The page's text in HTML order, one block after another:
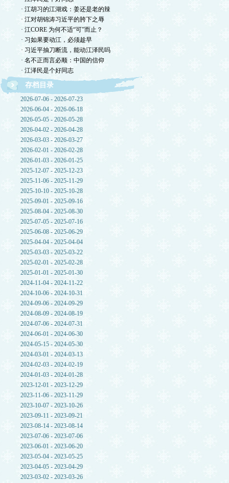
· 江胡习的江湖戏：姜还是老的辣
· 江对胡锦涛习近平的胯下之辱
· 江CORE 为何不适“可”而止？
· 习如果要动江，必须趁早
· 习近平抽刀断流，能动江泽民吗
· 名不正而言必顺：中国的信仰
· 江泽民是个好同志
存档目录
2026-07-06 - 2026-07-23
2026-06-04 - 2026-06-18
2026-05-05 - 2026-05-28
2026-04-02 - 2026-04-28
2026-03-03 - 2026-03-27
2026-02-01 - 2026-02-28
2026-01-03 - 2026-01-25
2025-12-07 - 2025-12-23
2025-11-06 - 2025-11-29
2025-10-10 - 2025-10-28
2025-09-01 - 2025-09-16
2025-08-04 - 2025-08-30
2025-07-05 - 2025-07-16
2025-06-08 - 2025-06-29
2025-04-04 - 2025-04-04
2025-03-03 - 2025-03-22
2025-02-01 - 2025-02-28
2025-01-01 - 2025-01-30
2024-11-04 - 2024-11-22
2024-10-06 - 2024-10-31
2024-09-06 - 2024-09-29
2024-08-09 - 2024-08-19
2024-07-06 - 2024-07-31
2024-06-01 - 2024-06-30
2024-05-15 - 2024-05-30
2024-03-01 - 2024-03-13
2024-02-03 - 2024-02-19
2024-01-03 - 2024-01-28
2023-12-01 - 2023-12-29
2023-11-06 - 2023-11-29
2023-10-07 - 2023-10-26
2023-09-11 - 2023-09-21
2023-08-14 - 2023-08-14
2023-07-06 - 2023-07-06
2023-06-01 - 2023-06-20
2023-05-04 - 2023-05-25
2023-04-05 - 2023-04-29
2023-03-02 - 2023-03-26